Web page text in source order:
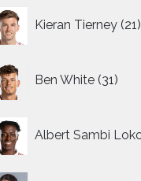
Kieran Tierney 21
Ben White 31
Albert Sambi